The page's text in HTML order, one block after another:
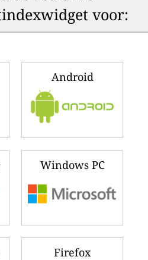
voor:
Android
Windows PC
Firefox